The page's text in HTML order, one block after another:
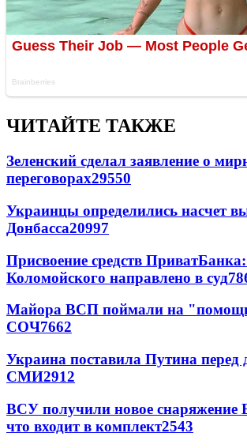
ЧИТАЙТЕ ТАКЖЕ
Зеленский сделал заявление о
переговорах29550
Украинцы определились насчет
Донбасса20997
Присвоение средств
Коломойского направлено в суд
Майора ВСП поймали на
СОЧ7662
Украина поставила Путина перед
СМИ2912
ВСУ получили новое снаряжение
что входит в комплект2543